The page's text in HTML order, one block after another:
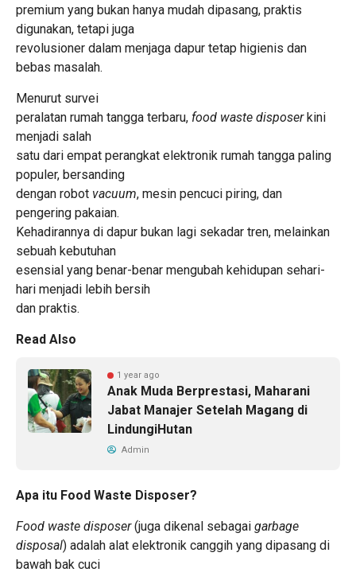
premium yang bukan hanya mudah dipasang, praktis
digunakan, tetapi juga
revolusioner dalam menjaga dapur tetap higienis dan
bebas masalah.
Menurut survei
peralatan rumah tangga terbaru, food waste disposerkini
menjadi salah
satu dari empat perangkat elektronik rumah tangga paling
populer, bersanding
dengan robot vacuum, mesin pencuci piring, dan
pengering pakaian.
Kehadirannya di dapur bukan lagi sekadar tren, melainkan
sebuah kebutuhan
esensial yang benar-benar mengubah kehidupan sehari-
hari menjadi lebih bersih
dan praktis.
Read Also
1 year ago
Anak Muda Berprestasi, Maharani
Jabat Manajer Setelah Magang di
LindungiHutan
Admin
Apa itu Food Waste Disposer?
Food waste disposer(juga dikenal sebagai garbage
disposal) adalah alat elektronik canggih yang dipasang di
bawah bak cuci